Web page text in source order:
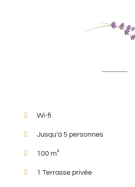
Wi-fi
Jusqu’à 5 personnes
100 m²
1 Terrasse privée